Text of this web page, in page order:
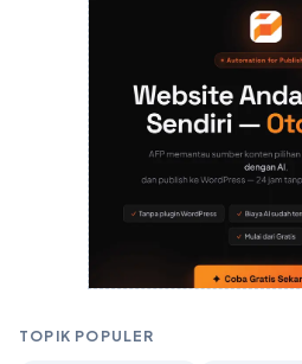
TOPIK POPULER